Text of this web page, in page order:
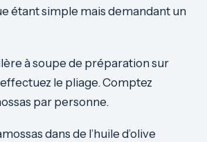
étant simple mais demandant un
à soupe de préparation sur
le pliage. Comptez
par personne.
dans de l’huile d’olive